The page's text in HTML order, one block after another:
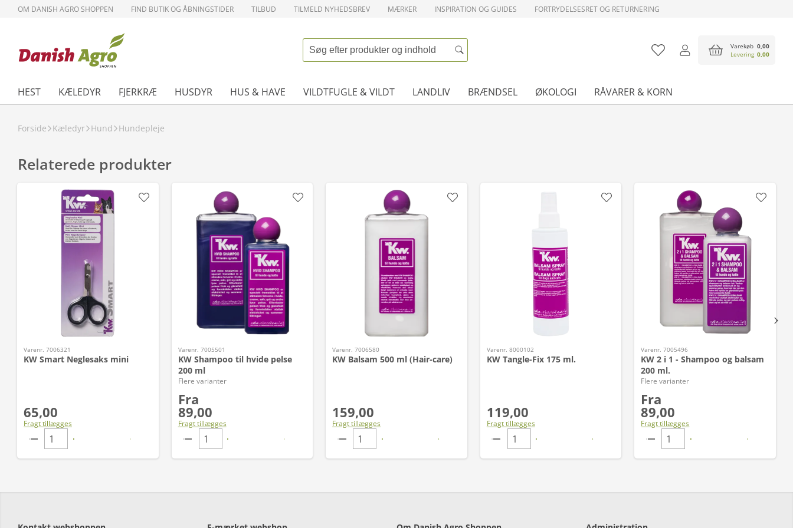
OM DANISH AGRO SHOPPEN FIND BUTIK OG ÅBNINGSTIDER TILBUD TILMELD NYHEDSBREV MÆRKER INSPIRATION OG GUIDES FORTRYDELSESRET OG RETURNERING
Varekøb 0,00
Levering 0,00
HEST KÆLEDYR FJERKRÆ HUSDYR HUS & HAVE VILDTFUGLE & VILDT LANDLIV BRÆNDSEL ØKOLOGI RÅVARER & KORN
Forside Kæledyr Hund Hundepleje
Relaterede produkter
Varenr. 7006321
KW Smart Neglesaks mini
65,00
Fragt tillægges
Varenr. 7005501
KW Shampoo til hvide pelse
200 ml
Flere varianter
Fra
89,00
Fragt tillægges
Varenr. 7006580
KW Balsam 500 ml (Hair-care)
159,00
Fragt tillægges
Varenr. 8000102
KW Tangle-Fix 175 ml.
119,00
Fragt tillægges
Varenr. 7005496
KW 2 i 1 - Shampoo og balsam
200 ml.
Flere varianter
Fra
89,00
Fragt tillægges